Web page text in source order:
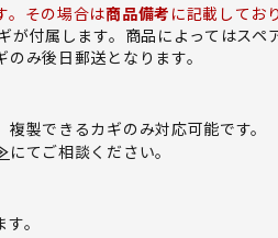
。その場合は商品備考 に記載してお
付属します。商品によってはスペ
み後日郵送となります。
製できるカギのみ対応可能です。
にてご相談ください。
。